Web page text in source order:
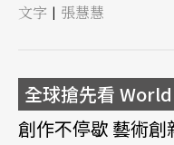
文字 | 張慧慧
全球搶先看
創作不停歇 藝術創